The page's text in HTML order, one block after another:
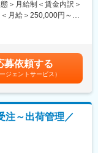
貢献を果たしていま
織細胞などの検体から
抽出装置）を中心とし
装置を事業展開。
抽出する前処理工程が
化できる国際特許技
得。
いシステムを設計開発
することが可能です。
日＋夏季休暇5日。
＞月給制＜賃金内訳＞
月給＞250,000円～
募依頼する
ージェントサービス）
注～出荷管理／